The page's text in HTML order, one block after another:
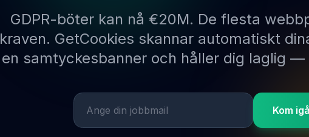
GDPR-böter kan nå €20M. De flesta
kraven. GetCookies skannar automatiskt
en samtyckesbanner och håller dig laglig —
Ange din jobbmail
Kom